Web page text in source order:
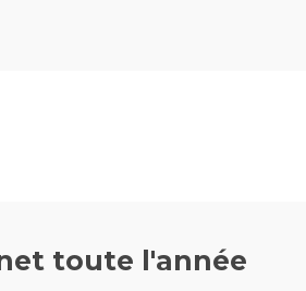
toute l'année